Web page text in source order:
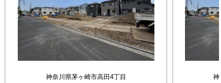
神奈川県茅ヶ崎市高田4丁目 神